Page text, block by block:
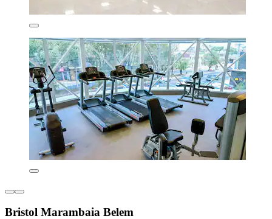
Bristol Marambaia Belem